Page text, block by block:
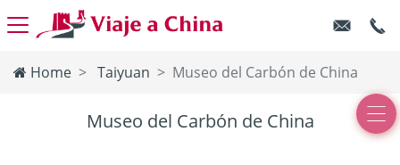
Home Taiyuan Museo del Carbón de China
Museo del Carbón de China